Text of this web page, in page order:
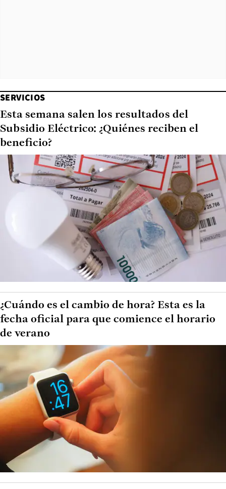
SERVICIOS
Esta semana salen los resultados del
Subsidio Eléctrico: ¿Quiénes reciben el
beneficio?
¿Cuándo es el cambio de hora? Esta es la
fecha oficial para que comience el horario
de verano